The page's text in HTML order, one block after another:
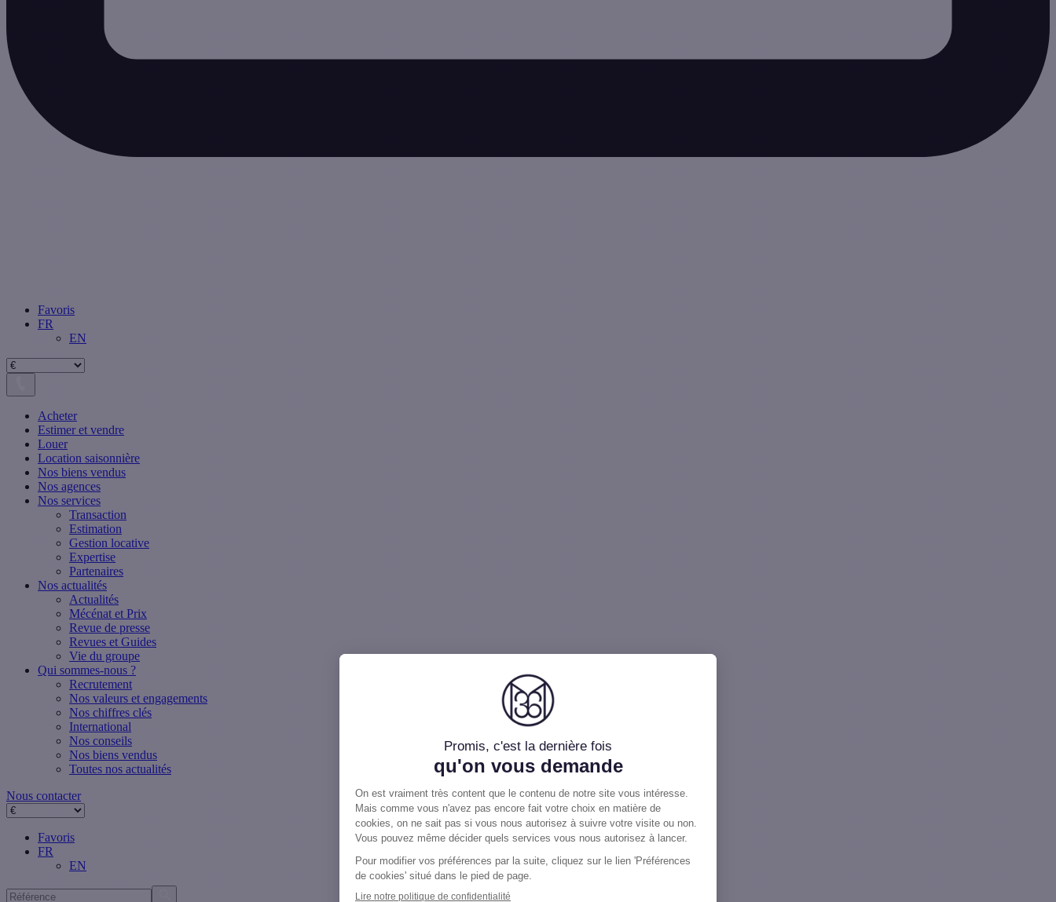
Favoris
FR
EN
Acheter
Estimer et vendre
Louer
Location saisonnière
Nos biens vendus
Nos agences
Nos services
Transaction
Estimation
Gestion locative
Expertise
Partenaires
Nos actualités
Actualités
Mécénat et Prix
Revue de presse
Revues et Guides
Vie du groupe
Qui sommes-nous ?
Recrutement
Nos valeurs et engagements
Nos chiffres clés
International
Nos conseils
Nos biens vendus
Toutes nos actualités
Nous contacter
Favoris
FR
EN